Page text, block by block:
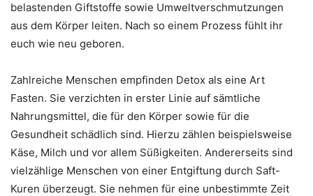
belastenden Giftstoffe sowie Umweltverschmutzungen
aus dem Körper leiten. Nach so einem Prozess fühlt ihr
euch wie neu geboren.
Zahlreiche Menschen empfinden Detox als eine Art
Fasten. Sie verzichten in erster Linie auf sämtliche
Nahrungsmittel, die für den Körper sowie für die
Gesundheit schädlich sind. Hierzu zählen beispielsweise
Käse, Milch und vor allem Süßigkeiten. Andererseits sind
vielzählige Menschen von einer Entgiftung durch Saft-
Kuren überzeugt. Sie nehmen für eine unbestimmte Zeit